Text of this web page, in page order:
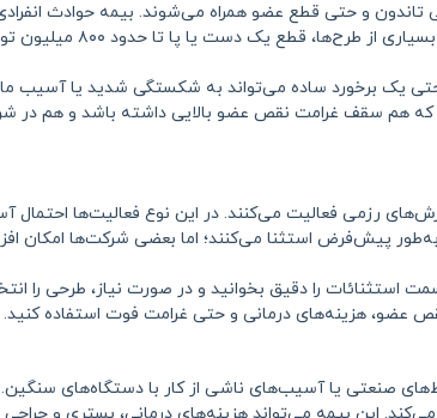
و حتی قطع عضو همراه می‌شوند. بیمه حوادث
حتی یک برخورد ساده می‌تواند به شکستگی شدید یا آسیب
هم سقف غرامت نقص عضو بالایی داشته باشد و هم در
رزمی فعالیت می‌کنند. در این نوع فعالیت‌ها
پیش‌فرض استثنا می‌کنند؛ اما بعضی شرکت‌ها امکان
استثنائات را دقیق بخوانید و در صورت نیاز، طرحی را
عضو، هزینه‌های درمانی و حتی غرامت فوت استفاده کنید.
صنعتی یا آسیب‌های ناشی از کار با دستگاه‌های